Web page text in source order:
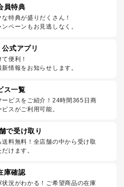
員特典
特典が盛りだくさん！
ペーンもお見逃しなく。
式アプリ
便利！
情報をお知らせします。
ス一覧
ービスをご紹介！24時間365日商
スがご利用可能。
で受け取り
料無料！全店舗の中から受け取
けます。
庫確認
況がわかる！ご希望商品の在庫